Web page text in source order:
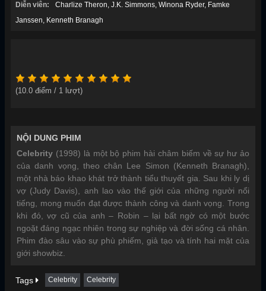
Diễn viên:
Charlize Theron J.K. Simmons Winona Ryder Famke
Janssen
Kenneth Branagh
(10.0 điểm / 1 lượt)
NỘI DUNG PHIM
Celebrity (1998) là một bộ phim hài châm biếm về sự hư ảo
của danh vọng, theo chân Lee Simon (Kenneth Branagh),
một nhà báo khao khát trở thành tiểu thuyết gia. Sau khi ly dị
vợ (Judy Davis), anh lao vào thế giới của những người nổi
tiếng, mong muốn đạt được thành công và danh vọng. Trong
khi đó, vợ cũ của anh – Robin – lại bất ngờ có một bước
ngoặt đáng ngạc nhiên trong sự nghiệp và đời sống cá nhân.
Phim đào sâu vào sự phù phiếm, giả tạo và tính hai mặt của
giới showbiz.
Tags Celebrity Celebrity